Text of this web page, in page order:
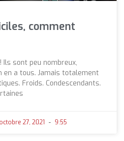
comment
sont peu nombreux,
en a tous. Jamais totalement
Froids. Condescendants.
octobre 27, 2021 9:55